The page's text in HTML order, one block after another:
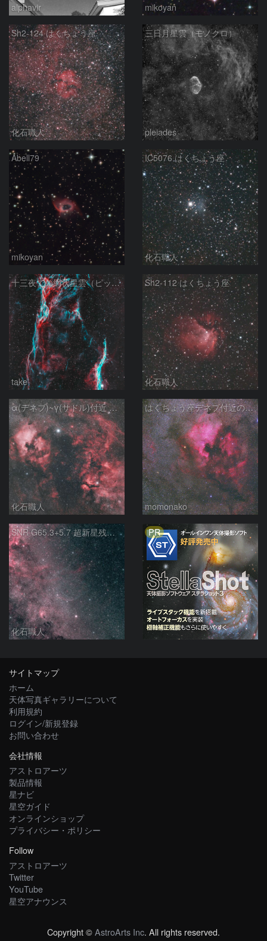
alphavir mikoyan
Sh2-124 はくちょう座
化石職人
三日月星雲（モノクロ）
pleiades
Abell79
mikoyan
IC5076 はくちょう座
化石職人
十三夜での網状星雲（ピッカリングの三角）
take
Sh2-112 はくちょう座
化石職人
α(デネブ)~γ(サドル)付近 NGC7000 北アメリカ星雲 IC5067~5070 ペリカン星雲 はくちょう座
化石職人
はくちょう座デネブ付近の空域 260720
momonako
SNR G65.3+5.7 超新星残骸 アルビレオ周辺 はくちょう座
化石職人
PR
サイトマップ
ホーム
天体写真ギャラリーについて
利用規約
ログイン/新規登録
お問い合わせ
会社情報
アストロアーツ
製品情報
星ナビ
星空ガイド
オンラインショップ
プライバシー・ポリシー
Follow
アストロアーツ
Twitter
YouTube
星空アナウンス
Copyright ©AstroArts Inc. All rights reserved.